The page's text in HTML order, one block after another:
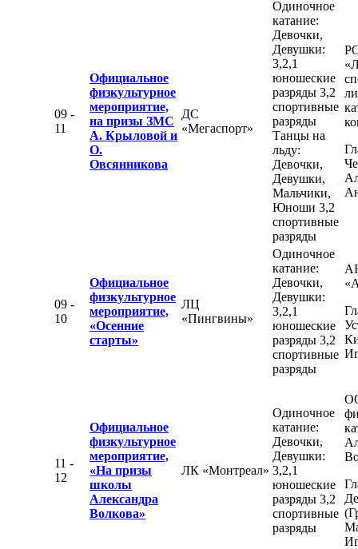
09 -
11
Официальное
физкультурное
мероприятие,
на призы ЗМС
А. Крыловой и
О.
Овсянникова
ДС
«Мегаспорт»
Одиночное
катание:
Девочки,
Девушки:
3,2,1
юношеские
разряды 3,2
спортивные
разряды
Танцы на
льду:
Девочки,
Девушки,
Мальчики,
Юноши 3,2
спортивные
разряды
09 -
10
Официальное
физкультурное
мероприятие,
«Осенние
старты»
ЛЦ
«Пингвины»
Одиночное
катание:
Девочки,
Девушки:
3,2,1
юношеские
разряды 3,2
спортивные
разряды
11 -
12
Официальное
физкультурное
мероприятие,
«На призы
школы
Александра
Волкова»
ЛК «Монтреал»
Одиночное
катание:
Девочки,
Девушки:
3,2,1
юношеские
разряды 3,2
спортивные
разряды